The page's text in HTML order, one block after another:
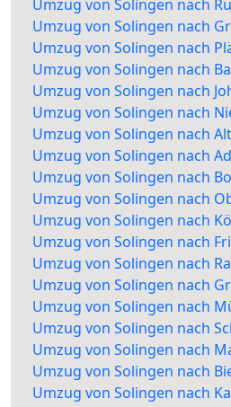
Umzug von Solingen nach
Umzug von Solingen nach
Umzug von Solingen nach
Umzug von Solingen nach
Umzug von Solingen nach
Umzug von Solingen nach
Umzug von Solingen nach
Umzug von Solingen nach
Umzug von Solingen nach
Umzug von Solingen nach
Umzug von Solingen nach
Umzug von Solingen nach
Umzug von Solingen nach
Umzug von Solingen nach
Umzug von Solingen nach
Umzug von Solingen nach
Umzug von Solingen nach
Umzug von Solingen nach
Umzug von Solingen nach